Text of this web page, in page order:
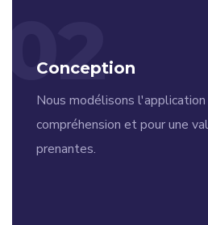
02
Conception
Nous modélisons
compréhension et pour une
prenantes.